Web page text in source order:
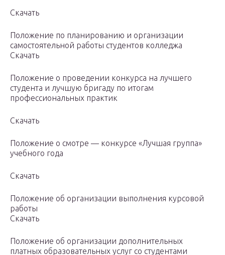
Скачать
Положение по планированию и организации
самостоятельной работы студентов колледжа
Скачать
Положение о проведении конкурса на лучшего
студента и лучшую бригаду по итогам
профессиональных практик
Скачать
Положение о смотре — конкурсе «Лучшая группа»
учебного года
Скачать
Положение об организации выполнения курсовой
работы
Скачать
Положение об организации дополнительных
платных образовательных услуг со студентами